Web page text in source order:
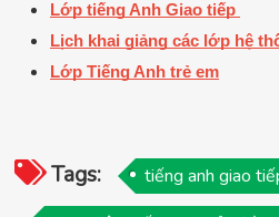
Lớp tiếng Anh Giao tiếp
Lịch khai giảng các lớp hệ
Lớp Tiếng Anh trẻ em
Tags:
tiếng anh giao